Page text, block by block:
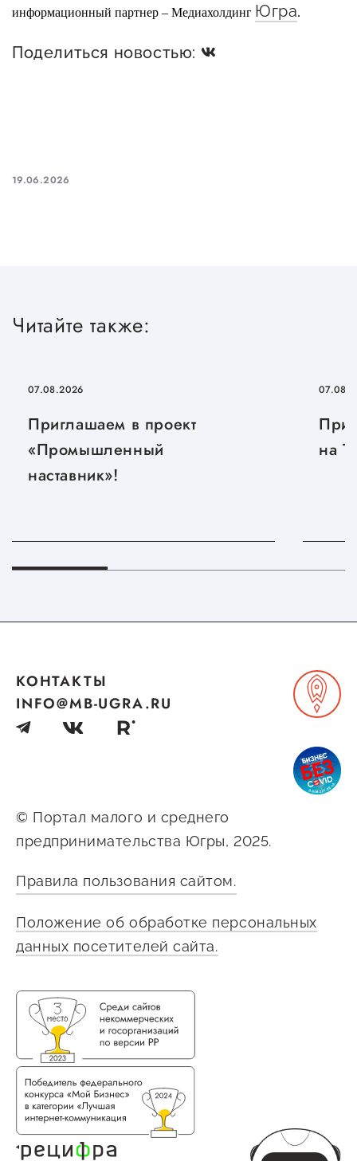
информационный партнер – Медиахолдинг Югра.
Поделиться новостью:
19.06.2026
Читайте также:
07.08.2026
Приглашаем в проект
«Промышленный
наставник»!
на
© Портал малого и среднего
предпринимательства Югры, 2025.
Правила пользования сайтом.
Положение об обработке персональных
данных посетителей сайта.
КОНТАКТЫ
INFO@MB-UGRA.RU